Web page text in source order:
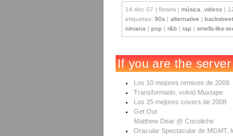
14 dec 07 | flowmi | música videos |
etiquetas: 90s | alternative |
nirvana | pop | r&b | rap | smells-like-
Los 10 mejores remixes de 2008
Transformado, volvió Muxtape
Los 25 mejores covers de 2008
Get Out
Matthew Dear @ Cocoliche
Oracular Spectacular de MGMT,